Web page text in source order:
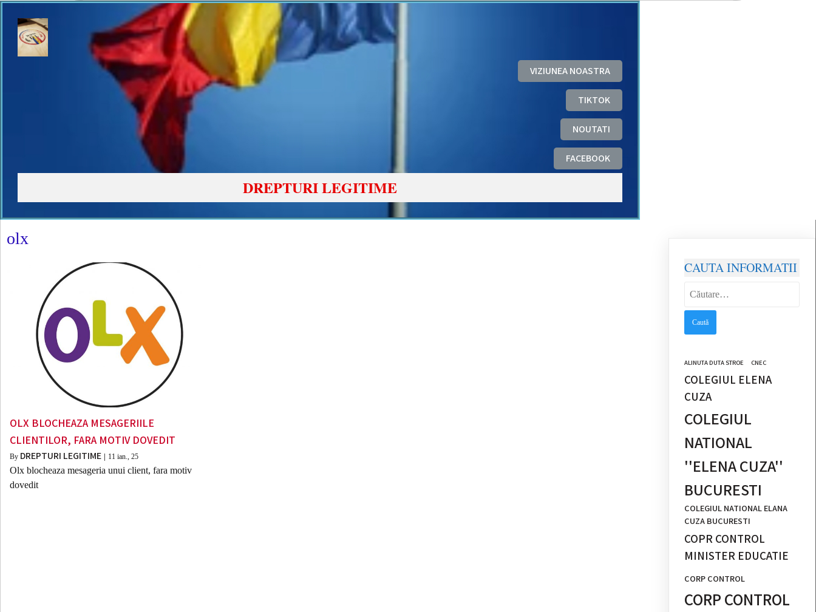
VIZIUNEA NOASTRA
TIKTOK
NOUTATI
FACEBOOK
DREPTURI LEGITIME
olx
OLX BLOCHEAZA MESAGERIILE
CLIENTILOR, FARA MOTIV DOVEDIT
By DREPTURI LEGITIME 11 ian., 25
Olx blocheaza mesageria unui client, fara motiv
dovedit
CAUTA INFORMATII
ALINUTA DUTA STROE CNEC
COLEGIUL ELENA
CUZA
COLEGIUL
NATIONAL
''ELENA CUZA''
BUCURESTI
COLEGIUL NATIONAL ELANA
CUZA BUCURESTI
COPR CONTROL
MINISTER EDUCATIE
CORP CONTROL
CORP CONTROL